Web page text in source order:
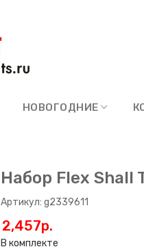
НОВОГОДНИЕ
Набор Flex Shall
Артикул: g2339611
2,457p.
В комплекте